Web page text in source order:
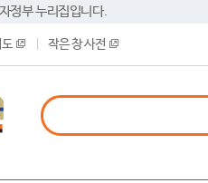
정부 누리집입니다.
작은 창 사전